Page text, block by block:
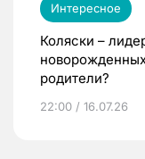
Интересное
Коляски –
родители?
22:00 / 16.07.26